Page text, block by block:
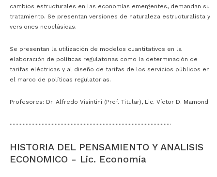
cambios estructurales en las economías emergentes, demandan su
tratamiento. Se presentan versiones de naturaleza estructuralista y
versiones neoclásicas.
Se presentan la utilización de modelos cuantitativos en la
elaboración de políticas regulatorias como la determinación de
tarifas eléctricas y al diseño de tarifas de los servicios públicos en
el marco de políticas regulatorias.
Profesores: Dr. Alfredo Visintini (Prof. Titular), Lic. Víctor D. Mamondi
···············································································································
HISTORIA DEL PENSAMIENTO Y ANALISIS
ECONOMICO - Lic. Economía